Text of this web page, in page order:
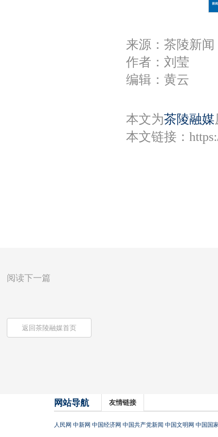
来源：茶陵新闻
作者：刘莹
编辑：黄云
本文为茶陵融媒
本文链接：
阅读下一篇
返回茶陵融媒首页
网站导航 友情链接
人民网 中新网 中国经济网 中国共产党新闻 中国文明网 中国国